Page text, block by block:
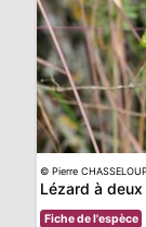
© Pierre
Lézard à
Fiche de l'espèce